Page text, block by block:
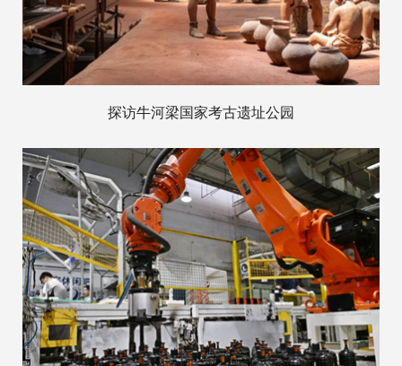
探访牛河梁国家考古遗址公园